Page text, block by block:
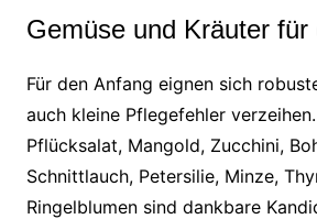
Gemüse und Kräuter für
Für den Anfang eignen sich
auch kleine Pflegefehler
Pflücksalat, Mangold, Zucchini,
Schnittlauch, Petersilie, Minze,
Ringelblumen sind dankbare